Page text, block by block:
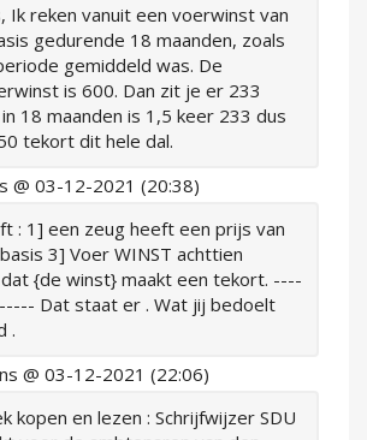
Ik reken vanuit een voerwinst van
gedurende 18 maanden, zoals
gemiddeld was. De
is 600. Dan zit je er 233
18 maanden is 1,5 keer 233 dus
tekort dit hele dal.
@ 03-12-2021 (20:38)
: 1] een zeug heeft een prijs van
3] Voer WINST achttien
{de winst} maakt een tekort. ----
Dat staat er . Wat jij bedoelt
.
@ 03-12-2021 (22:06)
kopen en lezen : Schrijfwijzer SDU